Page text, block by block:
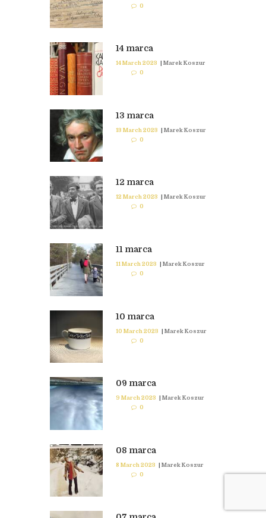
0
14 marca
14 March 2023 | Marek Koszur
0
13 marca
13 March 2023 | Marek Koszur
0
12 marca
12 March 2023
Marek Koszur
0
11 marca
11 March 2023 | Marek Koszur
0
10 marca
10 March 2023 | Marek Koszur
0
09 marca
9 March 2023 | Marek Koszur
0
08 marca
8 March 2023 | Marek Koszur
0